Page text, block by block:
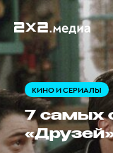
КИНО И СЕРИАЛЫ
7 самых